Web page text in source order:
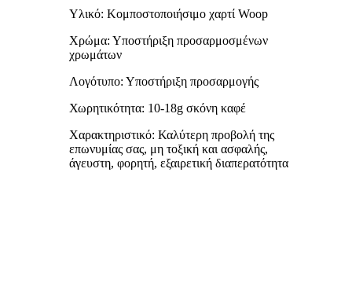
Υλικό: Κομποστοποιήσιμο χαρτί Woop
Χρώμα: Υποστήριξη προσαρμοσμένων
χρωμάτων
Λογότυπο: Υποστήριξη προσαρμογής
Χωρητικότητα: 10-18g σκόνη καφέ
Χαρακτηριστικό: Καλύτερη προβολή της
επωνυμίας σας, μη τοξική και ασφαλής,
άγευστη, φορητή, εξαιρετική διαπερατότητα